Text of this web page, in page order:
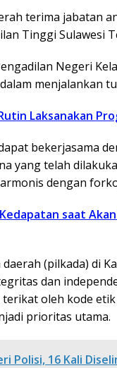
terima jabatan
Tinggi Sulawesi
Negeri
menjalankan
Laksanakan
bekerjasama
yang telah
dengan
saat
(pilkada) di
dan
oleh kode
prioritas utama.
Polisi, 16 Kali